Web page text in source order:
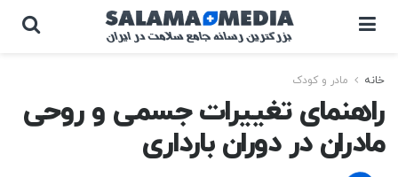
خانه مادر و کودک
راهنمای تغییرات جسمی و روحی
مادران در دوران بارداری